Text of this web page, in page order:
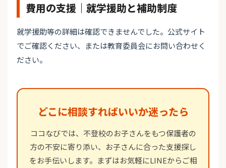
費用の支援｜就学援助と補助制度
就学援助等の詳細は確認できませんでした。公式サイト
でご確認ください、または教育委員会にお問い合わせく
ださい。
どこに相談すればいいか迷ったら
ココなびでは、不登校のお子さんをもつ保護者の
方の不安に寄り添い、お子さんに合った支援探し
をお手伝いします。まずはお気軽にLINEからご相